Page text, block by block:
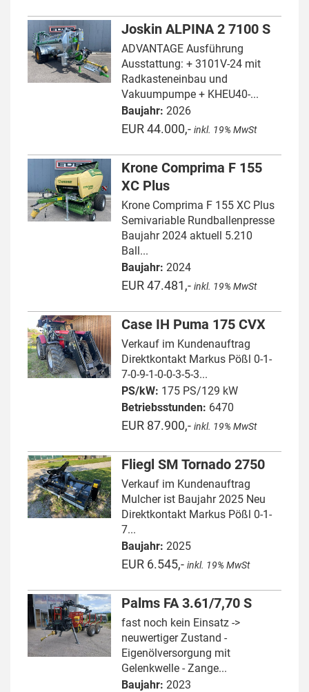
Joskin ALPINA 2 7100 S
ADVANTAGE Ausführung
Ausstattung: + 3101V-24 mit
Radkasteneinbau und
Vakuumpumpe + KHEU40-...
Baujahr: 2026
EUR 44.000,- inkl. 19% MwSt
Krone Comprima F 155
XC Plus
Krone Comprima F 155 XC Plus
Semivariable Rundballenpresse
Baujahr 2024 aktuell 5.210
Ball...
Baujahr: 2024
EUR 47.481,- inkl. 19% MwSt
Case IH Puma 175 CVX
Verkauf im Kundenauftrag
Direktkontakt Markus Pößl 0-1-
7-0-9-1-0-0-3-5-3...
PS/kW: 175 PS/129 kW
Betriebsstunden: 6470
EUR 87.900,- inkl. 19% MwSt
Fliegl SM Tornado 2750
Verkauf im Kundenauftrag
Mulcher ist Baujahr 2025 Neu
Direktkontakt Markus Pößl 0-1-
7...
Baujahr: 2025
EUR 6.545,- inkl. 19% MwSt
Palms FA 3.61/7,70 S
fast noch kein Einsatz ->
neuwertiger Zustand -
Eigenölversorgung mit
Gelenkwelle - Zange...
Baujahr: 2023